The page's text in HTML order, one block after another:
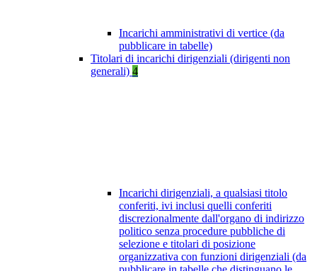
Incarichi amministrativi di vertice (da
pubblicare in tabelle)
Titolari di incarichi dirigenziali (dirigenti non
generali) 4
Incarichi dirigenziali, a qualsiasi titolo
conferiti, ivi inclusi quelli conferiti
discrezionalmente dall'organo di indirizzo
politico senza procedure pubbliche di
selezione e titolari di posizione
organizzativa con funzioni dirigenziali (da